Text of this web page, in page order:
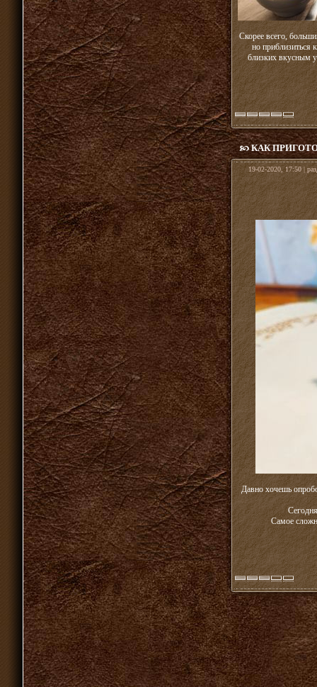
Скорее всего,
но приблизиться
близких вкусным
КАК
19-02-2020, 17:50 |
Давно хочешь
Самое